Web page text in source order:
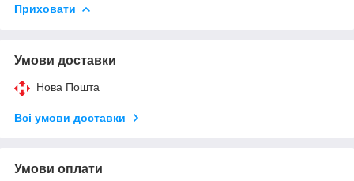
Приховати
Умови доставки
Нова Пошта
Всі умови доставки
Умови оплати